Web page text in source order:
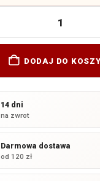
DODAJ DO
14 dni
na zwrot
Darmowa dostawa
od 120 zł